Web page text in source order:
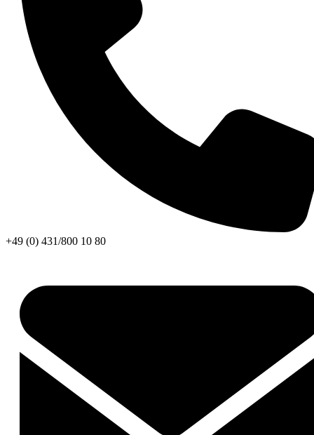
+49 (0) 431/800 10 80